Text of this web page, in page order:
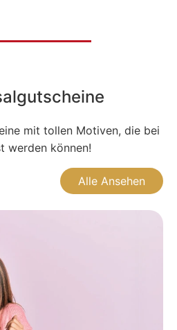
mit tollen Motiven, die bei
werden können!
Alle Ansehen